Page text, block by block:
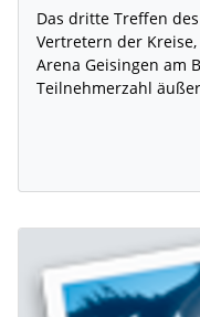
Das dritte Treffen
Vertretern der
Arena Geisingen am
Teilnehmerzahl